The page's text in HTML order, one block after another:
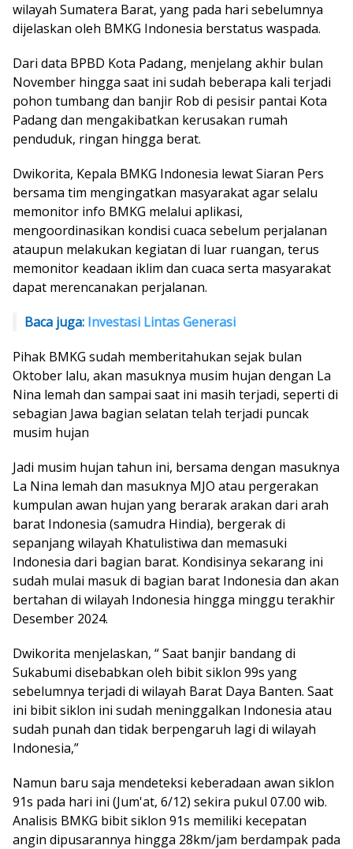
wilayah Sumatera Barat, yang pada hari sebelumnya
dijelaskan oleh BMKG Indonesia berstatus waspada.
Dari data BPBD Kota Padang, menjelang akhir bulan
November hingga saat ini sudah beberapa kali terjadi
pohon tumbang dan banjir Rob di pesisir pantai Kota
Padang dan mengakibatkan kerusakan rumah
penduduk, ringan hingga berat.
Dwikorita, Kepala BMKG Indonesia lewat Siaran Pers
bersama tim mengingatkan masyarakat agar selalu
memonitor info BMKG melalui aplikasi,
mengoordinasikan kondisi cuaca sebelum perjalanan
ataupun melakukan kegiatan di luar ruangan, terus
memonitor keadaan iklim dan cuaca serta masyarakat
dapat merencanakan perjalanan.
Baca juga: Investasi Lintas Generasi
Pihak BMKG sudah memberitahukan sejak bulan
Oktober lalu, akan masuknya musim hujan dengan La
Nina lemah dan sampai saat ini masih terjadi, seperti di
sebagian Jawa bagian selatan telah terjadi puncak
musim hujan
Jadi musim hujan tahun ini, bersama dengan masuknya
La Nina lemah dan masuknya MJO atau pergerakan
kumpulan awan hujan yang berarak arakan dari arah
barat Indonesia (samudra Hindia), bergerak di
sepanjang wilayah Khatulistiwa dan memasuki
Indonesia dari bagian barat. Kondisinya sekarang ini
sudah mulai masuk di bagian barat Indonesia dan akan
bertahan di wilayah Indonesia hingga minggu terakhir
Desember 2024.
Dwikorita menjelaskan, “Saat banjir bandang di
Sukabumi disebabkan oleh bibit siklon 99s yang
sebelumnya terjadi di wilayah Barat Daya Banten. Saat
ini bibit siklon ini sudah meninggalkan Indonesia atau
sudah punah dan tidak berpengaruh lagi di wilayah
Indonesia,”
Namun baru saja mendeteksi keberadaan awan siklon
91s pada hari ini (Jum'at, 6/12) sekira pukul 07.00 wib.
Analisis BMKG bibit siklon 91s memiliki kecepatan
angin dipusarannya hingga 28km/jam berdampak pada